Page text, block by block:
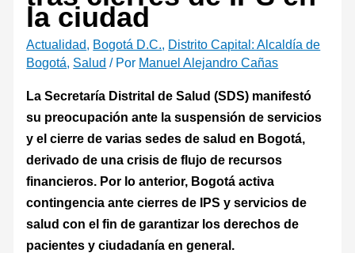
la ciudad
Actualidad, Bogotá D.C., Distrito Capital: Alcaldía de
Bogotá, Salud / Por Manuel Alejandro Cañas
La Secretaría Distrital de Salud (SDS) manifestó
su preocupación ante la suspensión de servicios
y el cierre de varias sedes de salud en Bogotá,
derivado de una crisis de flujo de recursos
financieros. Por lo anterior, Bogotá activa
contingencia ante cierres de IPS y servicios de
salud con el fin de garantizar los derechos de
pacientes y ciudadanía en general.